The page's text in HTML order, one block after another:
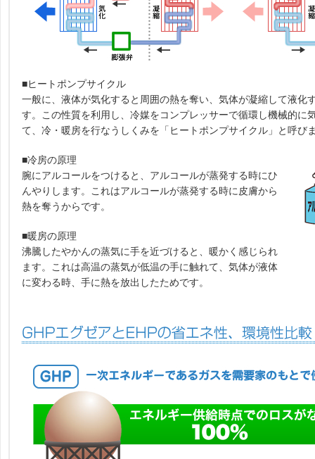
■ヒートポンプサイクル
一般に、液体が気化すると周囲の熱を奪い、気体が凝縮して液化
す。この性質を利用し、冷媒をコンプレッサーで循環し機械的に
て、冷・暖房を行なうしくみを「ヒートポンプサイクル」と呼び
■冷房の原理
腕にアルコールをつけると、アルコールが蒸発する時にひ
んやりします。これはアルコールが蒸発する時に皮膚から
熱を奪うからです。
■暖房の原理
沸騰したやかんの蒸気に手を近づけると、暖かく感じられ
ます。これは高温の蒸気が低温の手に触れて、気体が液体
に変わる時、手に熱を放出したためです。